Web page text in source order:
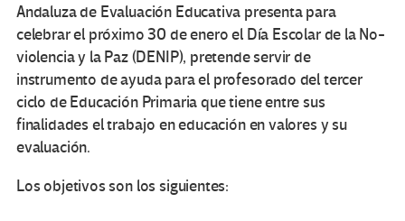
Andaluza de Evaluación Educativa presenta para
celebrar el próximo 30 de enero el Día Escolar de la No-
violencia y la Paz (DENIP), pretende servir de
instrumento de ayuda para el profesorado del tercer
ciclo de Educación Primaria que tiene entre sus
finalidades el trabajo en educación en valores y su
evaluación.
Los objetivos son los siguientes: